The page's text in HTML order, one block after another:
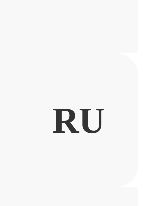
RU